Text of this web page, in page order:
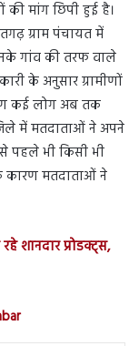
मांग छिपी हुई है।
ग्राम पंचायत में
गांव की तरफ वाले
के अनुसार ग्रामीणों
कई लोग अब तक
में मतदाताओं ने अपने
पहले भी किसी भी
कारण मतदाताओं ने
शानदार प्रोडक्ट्स,